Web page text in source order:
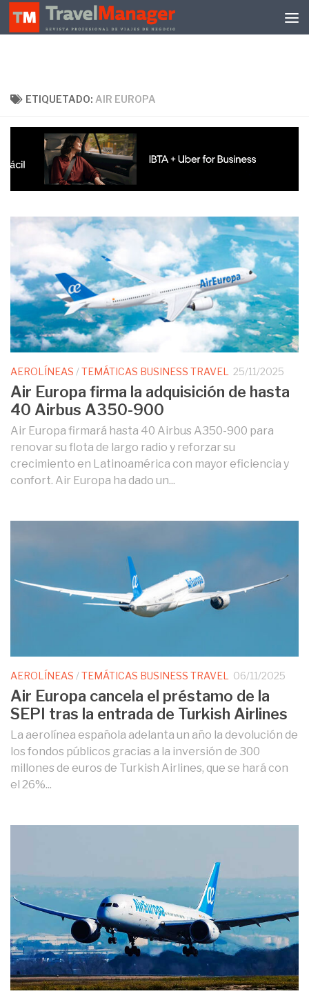
Debajo del contenido
ETIQUETADO: AIR EUROPA
AEROLÍNEAS /TEMÁTICAS BUSINESS TRAVEL 25/11/2025
Air Europa firma la adquisición de hasta
40 Airbus A350-900
Air Europa firmará hasta 40 Airbus A350-900 para
renovar su flota de largo radio y reforzar su
crecimiento en Latinoamérica con mayor eficiencia y
confort. Air Europa ha dado un...
AEROLÍNEAS /TEMÁTICAS BUSINESS TRAVEL 06/11/2025
Air Europa cancela el préstamo de la
SEPI tras la entrada de Turkish Airlines
La aerolínea española adelanta un año la devolución de
los fondos públicos gracias a la inversión de 300
millones de euros de Turkish Airlines, que se hará con
el 26%...